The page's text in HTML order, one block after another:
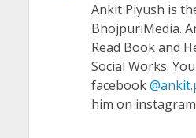
Ankit Piyush is
BhojpuriMedia.
Read Book and
Social Works.
facebook
him on instagram